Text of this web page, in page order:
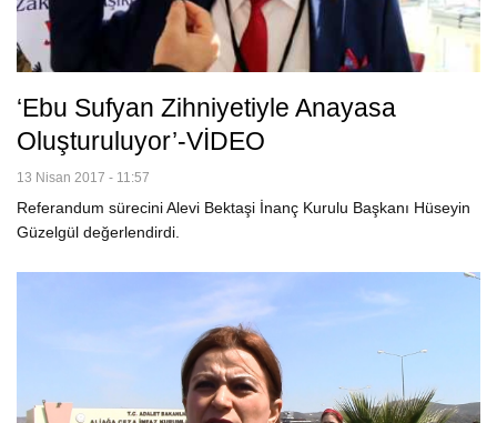
‘Ebu Sufyan Zihniyetiyle Anayasa
Oluşturuluyor’-VİDEO
13 Nisan 2017 - 11:57
Referandum sürecini Alevi Bektaşi İnanç Kurulu Başkanı Hüseyin
Güzelgül değerlendirdi.